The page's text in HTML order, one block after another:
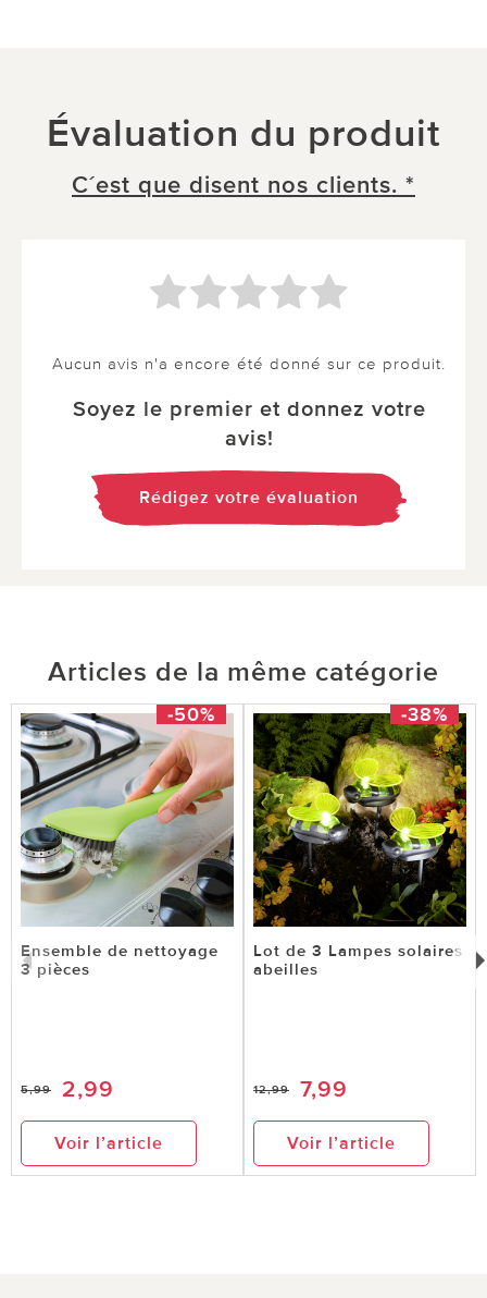
Évaluation du produit
C´est que disent nos clients. *
Aucun avis n'a encore été donné sur ce produit.
Soyez le premier et donnez votre
avis!
Rédigez votre évaluation
Articles de la même catégorie
-50%
Ensemble de nettoyage
3 pièces
5,99 2,99
Voir l’article
-38%
Lot de 3 Lampes solaires
abeilles
12,99 7,99
Voir l’article